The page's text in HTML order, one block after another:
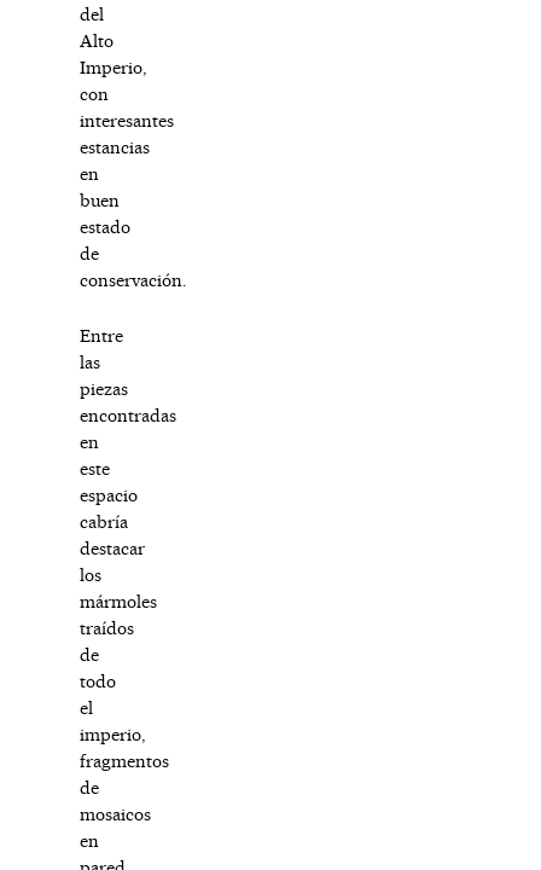
del
Alto
Imperio,
con
interesantes
estancias
en
buen
estado
de
conservación.
Entre
las
piezas
encontradas
en
este
espacio
cabría
destacar
los
mármoles
traídos
de
todo
el
imperio,
fragmentos
de
mosaicos
en